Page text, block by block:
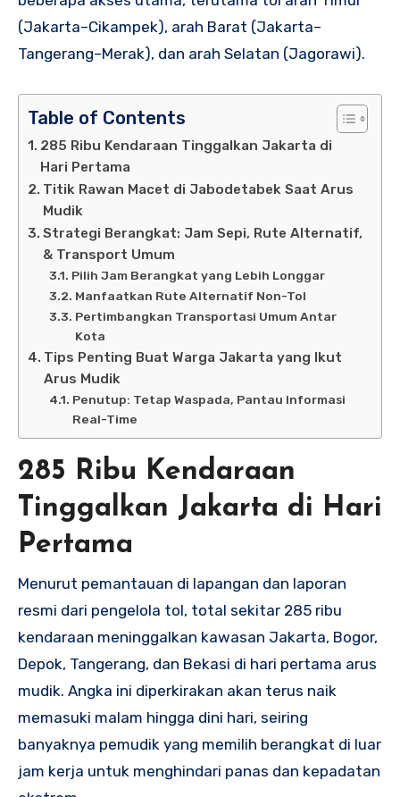
(Jakarta–Cikampek), arah Barat (Jakarta–
Tangerang–Merak), dan arah Selatan (Jagorawi).
Table of Contents
285 Ribu Kendaraan Tinggalkan Jakarta di
Hari Pertama
Titik Rawan Macet di Jabodetabek Saat Arus
Mudik
Strategi Berangkat: Jam Sepi, Rute Alternatif,
& Transport Umum
Pilih Jam Berangkat yang Lebih Longgar
Manfaatkan Rute Alternatif Non-Tol
Pertimbangkan Transportasi Umum Antar
Kota
Tips Penting Buat Warga Jakarta yang Ikut
Arus Mudik
Penutup: Tetap Waspada, Pantau Informasi
Real-Time
285 Ribu Kendaraan
Tinggalkan Jakarta di Hari
Pertama
Menurut pemantauan di lapangan dan laporan
resmi dari pengelola tol, total sekitar 285 ribu
kendaraan meninggalkan kawasan Jakarta, Bogor,
Depok, Tangerang, dan Bekasi di hari pertama arus
mudik. Angka ini diperkirakan akan terus naik
memasuki malam hingga dini hari, seiring
banyaknya pemudik yang memilih berangkat di luar
jam kerja untuk menghindari panas dan kepadatan